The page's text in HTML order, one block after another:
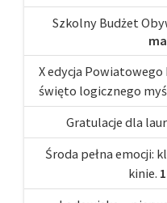
Szkolny Budżet
X edycja Powiatowego
święto logicznego
Gratulacje dla
Środa pełna emocji:
kinie.